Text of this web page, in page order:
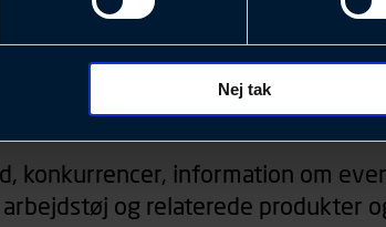
analyser af, hvilke oplysninger der er mest
hvad der klikkes på, sider/indhold der besøges,
(computer, smartphone mv.) samt de features,
Nej tak
Nyhedsbrev
konkurrencer, information om
arbejdstøj og relaterede produkter